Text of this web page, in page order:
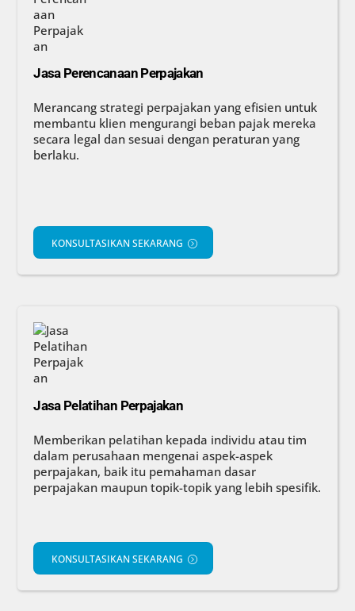
Jasa Perencanaan Perpajakan
Merancang strategi perpajakan yang efisien untuk
membantu klien mengurangi beban pajak mereka
secara legal dan sesuai dengan peraturan yang
berlaku.
KONSULTASIKAN SEKARANG
Jasa Pelatihan Perpajakan
Memberikan pelatihan kepada individu atau tim
dalam perusahaan mengenai aspek-aspek
perpajakan, baik itu pemahaman dasar
perpajakan maupun topik-topik yang lebih spesifik.
KONSULTASIKAN SEKARANG